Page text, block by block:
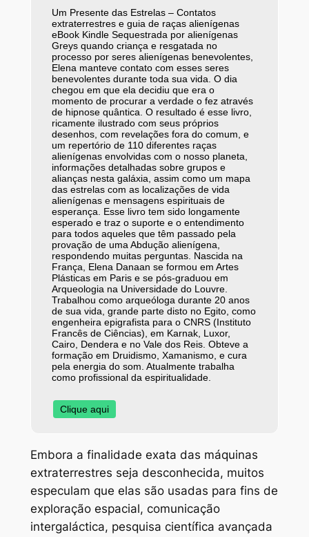
Um Presente das Estrelas – Contatos
extraterrestres e guia de raças alienígenas
eBook Kindle Sequestrada por alienígenas
Greys quando criança e resgatada no
processo por seres alienígenas benevolentes,
Elena manteve contato com esses seres
benevolentes durante toda sua vida. O dia
chegou em que ela decidiu que era o
momento de procurar a verdade o fez através
de hipnose quântica. O resultado é esse livro,
ricamente ilustrado com seus próprios
desenhos, com revelações fora do comum, e
um repertório de 110 diferentes raças
alienígenas envolvidas com o nosso planeta,
informações detalhadas sobre grupos e
alianças nesta galáxia, assim como um mapa
das estrelas com as localizações de vida
alienígenas e mensagens espirituais de
esperança. Esse livro tem sido longamente
esperado e traz o suporte e o entendimento
para todos aqueles que têm passado pela
provação de uma Abdução alienígena,
respondendo muitas perguntas. Nascida na
França, Elena Danaan se formou em Artes
Plásticas em Paris e se pós-graduou em
Arqueologia na Universidade do Louvre.
Trabalhou como arqueóloga durante 20 anos
de sua vida, grande parte disto no Egito, como
engenheira epigrafista para o CNRS (Instituto
Francês de Ciências), em Karnak, Luxor,
Cairo, Dendera e no Vale dos Reis. Obteve a
formação em Druidismo, Xamanismo, e cura
pela energia do som. Atualmente trabalha
como profissional da espiritualidade.
Clique aqui
Embora a finalidade exata das máquinas
extraterrestres seja desconhecida, muitos
especulam que elas são usadas para fins de
exploração espacial, comunicação
intergaláctica, pesquisa científica avançada